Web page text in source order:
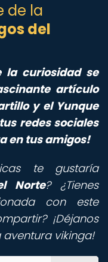
de la
del
la curiosidad se
artículo
y el Yunque
redes sociales
en tus amigos!
te gustaría
Norte? ¿Tienes
con este
¡Déjanos
vikinga!